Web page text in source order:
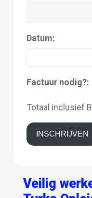
Veilig
Datum:
Factuur nodig?:
Totaal inclusief
INSCHRIJVEN